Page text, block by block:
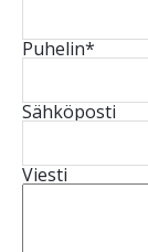
Puhelin*
Sähköposti
Viesti